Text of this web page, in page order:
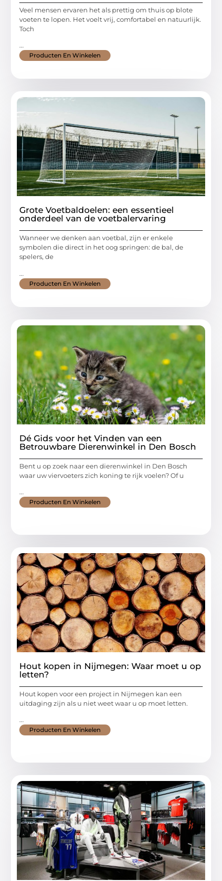
Veel mensen ervaren het als prettig om thuis op blote
voeten te lopen. Het voelt vrij, comfortabel en natuurlijk.
Toch
...
Producten En Winkelen
Grote Voetbaldoelen: een essentieel
onderdeel van de voetbalervaring
Wanneer we denken aan voetbal, zijn er enkele
symbolen die direct in het oog springen: de bal, de
spelers, de
...
Producten En Winkelen
Dé Gids voor het Vinden van een
Betrouwbare Dierenwinkel in Den Bosch
Bent u op zoek naar een dierenwinkel in Den Bosch
waar uw viervoeters zich koning te rijk voelen? Of u
...
Producten En Winkelen
Hout kopen in Nijmegen: Waar moet u op
letten?
Hout kopen voor een project in Nijmegen kan een
uitdaging zijn als u niet weet waar u op moet letten.
...
Producten En Winkelen